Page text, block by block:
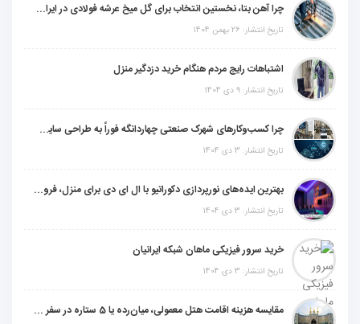
چرا آهن بتا، نخستین انتخاب برای گل میخ عرشه فولادی در ایران است؟
تاریخ انتشار: 26 بهمن 1404
اشتباهات رایج مردم هنگام خرید دزدگیر منزل
تاریخ انتشار: 9 دی 1404
چرا کسب‌وکارهای شهرک صنعتی چهاردانگه فوراً به طراحی سایت نیاز دارند؟
تاریخ انتشار: 3 دی 1404
بهترین ایده‌های نورپردازی دکوراتیو با ال ای دی برای منزل، فروشگاه و دفتر کار
تاریخ انتشار: 3 دی 1404
خرید سرور فیزیکی ماهان شبکه ایرانیان
تاریخ انتشار: 3 دی 1404
مقایسه هزینه اقامت هتل معمولی، میان‌رده یا 5 ستاره در سفر زیارتی عراق